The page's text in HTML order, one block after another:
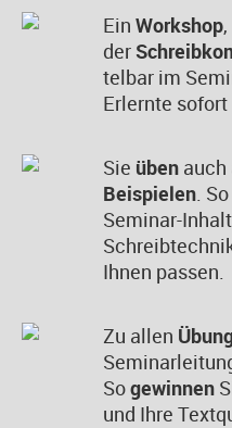
Ein Workshop,
der
telbar im
Erlernte sofort
Sie üben auch
Beispielen .
Seminar-
Ihnen passen.
Zu allen
Sogewinnen
und Ihre